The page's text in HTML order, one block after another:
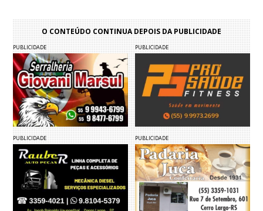
O CONTEÚDO CONTINUA DEPOIS DA PUBLICIDADE
PUBLICIDADE PUBLICIDADE
PUBLICIDADE PUBLICIDADE